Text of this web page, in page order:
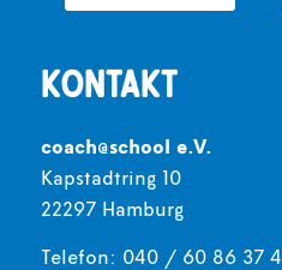
Kontakt
coach@school e.V.
Kapstadtring 10
22297 Hamburg
Telefon: 040 / 60 86 37 41